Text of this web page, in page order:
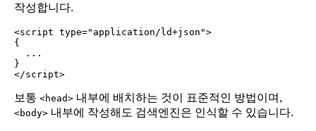
작성합니다.
<script type="application/ld+json">
{
  ...
}
보통 <head> 내부에 배치하는 것이 표준적인 방법이며,
<body> 내부에 작성해도 검색엔진은 인식할 수 있습니다.